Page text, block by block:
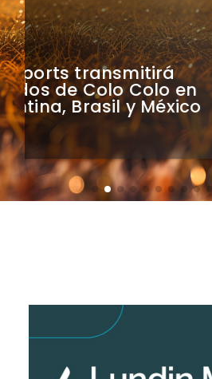
Mauricio Pinilla
Colo Colo con
Sudamérica